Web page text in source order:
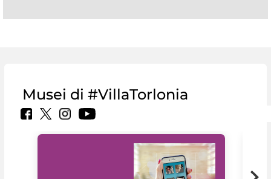
Musei di #VillaTorlonia